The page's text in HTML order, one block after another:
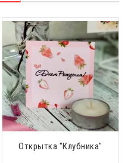
Открытка "Клубника"